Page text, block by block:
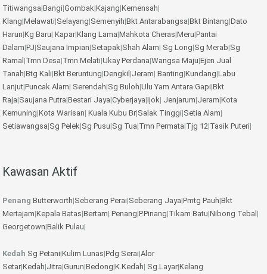
Titiwangsa|Bangi|Gombak|Kajang|Kemensah|
Klang|Melawati|Selayang|Semenyih|Bkt Antarabangsa|Bkt Bintang|Dato
Harun|Kg Baru| Kapar|Klang Lama|Mahkota Cheras|Meru|Pantai
Dalam|PJ|Saujana Impian|Setapak|Shah Alam| Sg Long|Sg Merab|Sg
Ramal |Tmn Desa|Tmn Melati|Ukay Perdana|Wangsa Maju|Ejen Jual
Tanah|Btg Kali|Bkt Beruntung|Dengkil |Jeram| Banting|Kundang|Labu
Lanjut|Puncak Alam| Serendah|Sg Buloh|Ulu Yam Antara Gapi|Bkt
Raja|Saujana Putra|Bestari Jaya|Cyberjaya|Ijok| Jenjarum|Jeram|Kota
Kemuning|Kota Warisan| Kuala Kubu Br|Salak Tinggi|Setia Alam|
Setiawangsa|Sg Pelek|Sg Pusu|Sg Tua|Tmn Permata|Tjg 12|Tasik Puteri|
Kawasan Aktif
Penang Butterworth|Seberang Perai|Seberang Jaya|Pmtg Pauh|Bkt
Mertajam|Kepala Batas|Bertam| Penang|P.Pinang|Tikam Batu|Nibong Tebal |
Georgetown|Balik Pulau|
Kedah Sg Petani|Kulim Lunas|Pdg Serai|Alor
Setar|Kedah|Jitra|Gurun|Bedong|K.Kedah| Sg.Layar|Kelang